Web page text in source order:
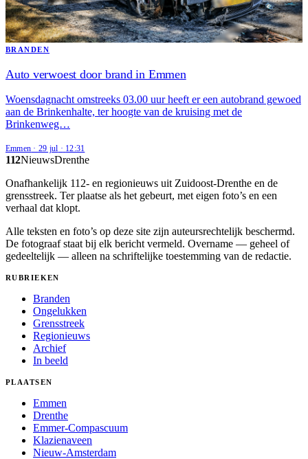
BRANDEN
Auto verwoest door brand in Emmen
Woensdagnacht omstreeks 03.00 uur heeft er een autobrand gewoed
aan de Brinkenhalte, ter hoogte van de kruising met de
Brinkenweg…
Emmen · 29 jul · 12:31
112NieuwsDrenthe
Onafhankelijk 112- en regionieuws uit Zuidoost-Drenthe en de
grensstreek. Ter plaatse als het gebeurt, met eigen foto’s en een
verhaal dat klopt.
Alle teksten en foto’s op deze site zijn auteursrechtelijk beschermd.
De fotograaf staat bij elk bericht vermeld. Overname — geheel of
gedeeltelijk — alleen na schriftelijke toestemming van de redactie.
RUBRIEKEN
Branden
Ongelukken
Grensstreek
Regionieuws
Archief
In beeld
PLAATSEN
Emmen
Drenthe
Emmer-Compascuum
Klazienaveen
Nieuw-Amsterdam